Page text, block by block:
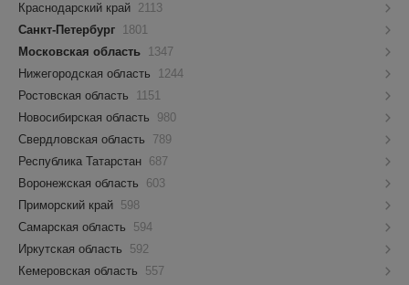
Краснодарский край 2113
Санкт-Петербург 1801
Московская область 1347
Нижегородская область
1244
Ростовская область
1151
Новосибирская область
980
Свердловская область
789
Республика Татарстан 687
Воронежская область
603
Приморский край 598
Самарская область
594
Иркутская область
592
Кемеровская область
557